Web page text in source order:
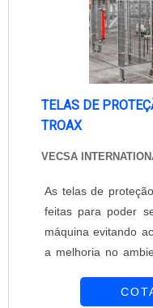
TELAS DE
TROAX
VECSA
As telas de
feitas para poder
máquina evitando
a melhoria no
do trabalho, que